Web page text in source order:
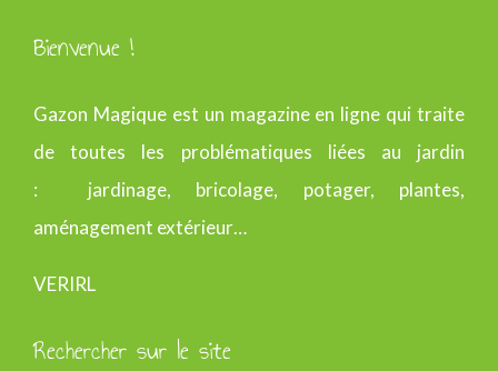
Bienvenue !
Gazon Magique est un magazine en ligne qui traite
de toutes les problématiques liées au jardin
: jardinage, bricolage, potager, plantes,
aménagement extérieur…
VERIRL
Rechercher sur le site